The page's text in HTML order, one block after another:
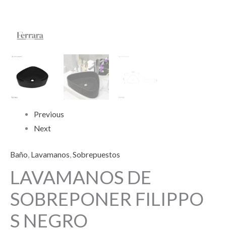
Previous
Next
Baño, Lavamanos,Sobrepuestos
LAVAMANOS DE
SOBREPONER FILIPPO
S NEGRO